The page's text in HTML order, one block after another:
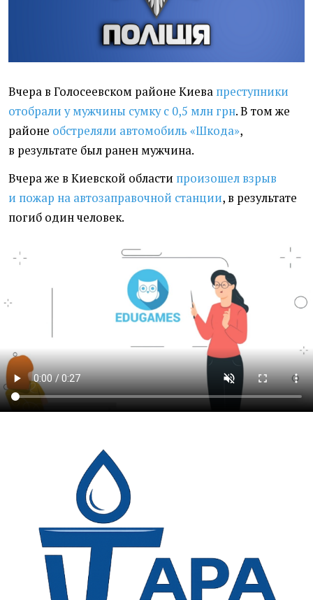
Вчера в Голосеевском районе Киева преступники
отобрали у мужчины сумку с 0,5 млн грн. В том же
районе обстреляли автомобиль «Шкода»,
в результате был ранен мужчина.
Вчера же в Киевской области произошел взрыв
и пожар на автозаправочной станции, в результате
погиб один человек.